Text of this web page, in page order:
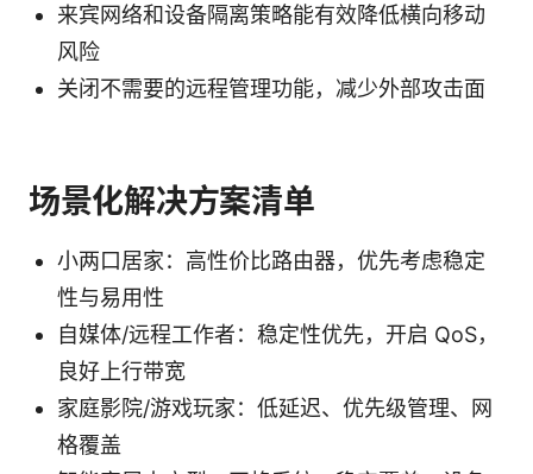
来宾网络和设备隔离策略能有效降低横向移动
风险
关闭不需要的远程管理功能，减少外部攻击面
场景化解决方案清单
小两口居家：高性价比路由器，优先考虑稳定
性与易用性
自媒体/远程工作者：稳定性优先，开启 QoS，
良好上行带宽
家庭影院/游戏玩家：低延迟、优先级管理、网
格覆盖